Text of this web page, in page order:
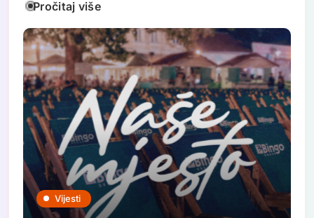
Pročitaj više
Vijesti